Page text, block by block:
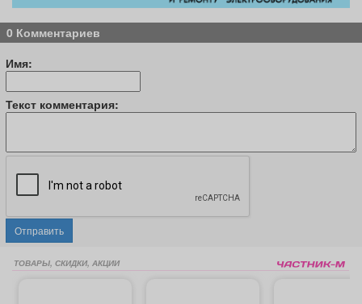
0 Комментариев
Имя:
Текст комментария:
Отправить
ТОВАРЫ, СКИДКИ, АКЦИИ